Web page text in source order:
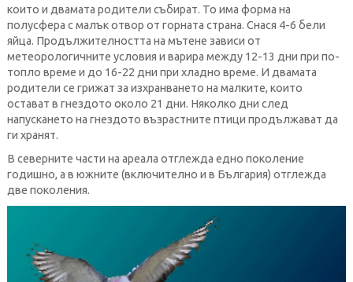
които и двамата родители събират. То има форма на
полусфера с малък отвор от горната страна. Снася 4-6 бели
яйца. Продължителността на мътене зависи от
метеорологичните условия и варира между 12-13 дни при по-
топло време и до 16-22 дни при хладно време. И двамата
родители се грижат за изхранването на малките, които
остават в гнездото около 21 дни. Няколко дни след
напускането на гнездото възрастните птици продължават да
ги хранят.
В северните части на ареала отглежда едно поколение
годишно, а в южните (включително и в България) отглежда
две поколения.